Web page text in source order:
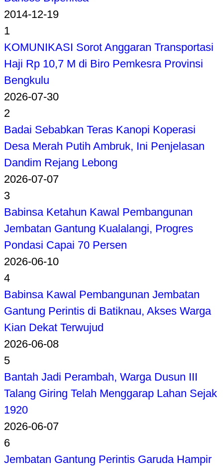
2014-12-19
1
KOMUNIKASI Sorot Anggaran Transportasi
Haji Rp 10,7 M di Biro Pemkesra Provinsi
Bengkulu
2026-07-30
2
Badai Sebabkan Teras Kanopi Koperasi
Desa Merah Putih Ambruk, Ini Penjelasan
Dandim Rejang Lebong
2026-07-07
3
Babinsa Ketahun Kawal Pembangunan
Jembatan Gantung Kualalangi, Progres
Pondasi Capai 70 Persen
2026-06-10
4
Babinsa Kawal Pembangunan Jembatan
Gantung Perintis di Batiknau, Akses Warga
Kian Dekat Terwujud
2026-06-08
5
Bantah Jadi Perambah, Warga Dusun III
Talang Giring Telah Menggarap Lahan Sejak
1920
2026-06-07
6
Jembatan Gantung Perintis Garuda Hampir